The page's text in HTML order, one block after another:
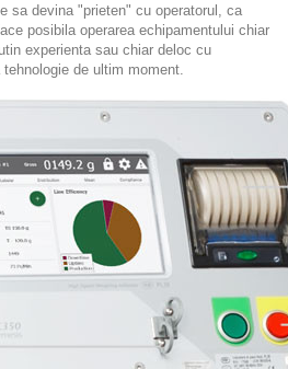
sa devina "prieten" cu operatorul, ca
posibila operarea echipamentului chiar
experienta sau chiar deloc cu
de ultim moment.